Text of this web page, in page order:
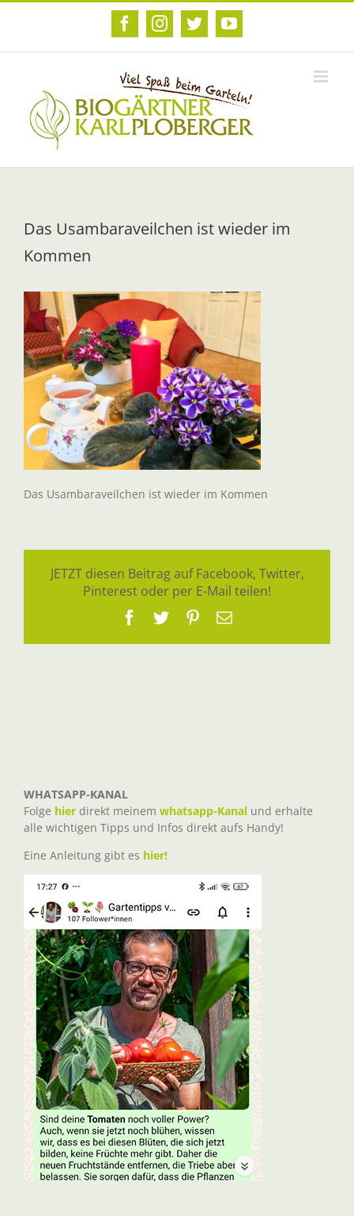
Zum
FacebookInstagram
TwitterYouTube
Das Usambaraveilchen ist wieder im
Kommen
Das Usambaraveilchen ist wieder im Kommen
JETZT diesen Beitrag auf Facebook, Twitter,
Pinterest oder per E-Mail teilen!
Facebook
TwitterPinterest
E-
WHATSAPP-KANAL
Folge hier direkt meinem whatsapp-Kanal und erhalte
alle wichtigen Tipps und Infos direkt aufs Handy!
Eine Anleitung gibt es hier!